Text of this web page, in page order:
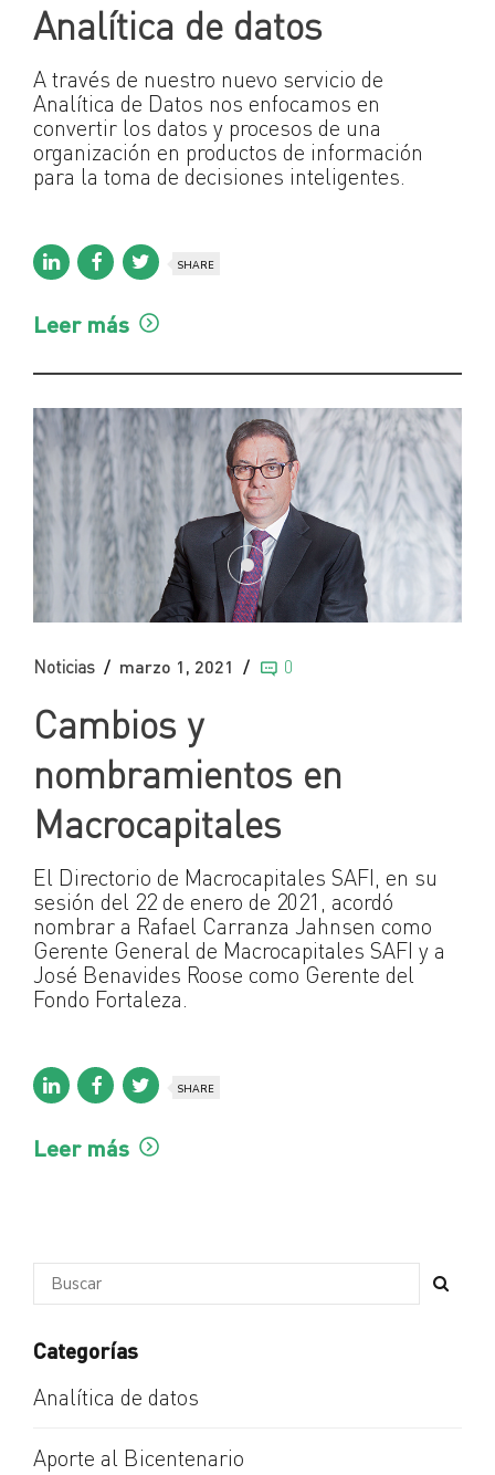
Analítica de datos
A través de nuestro nuevo servicio de
Analítica de Datos nos enfocamos en
convertir los datos y procesos de una
organización en productos de información
para la toma de decisiones inteligentes.
SHARE
Leer más
Noticias marzo 1, 2021 0
Cambios y
nombramientos en
Macrocapitales
El Directorio de Macrocapitales SAFI, en su
sesión del 22 de enero de 2021, acordó
nombrar a Rafael Carranza Jahnsen como
Gerente General de Macrocapitales SAFI y a
José Benavides Roose como Gerente del
Fondo Fortaleza.
SHARE
Leer más
Categorías
Analítica de datos
Aporte al Bicentenario